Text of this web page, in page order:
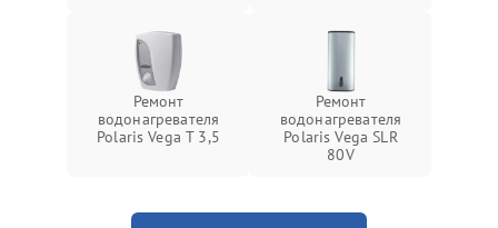
Ремонт
водонагревателя
Polaris Vega T 3,5
Ремонт
водонагревателя
Polaris Vega SLR
80V